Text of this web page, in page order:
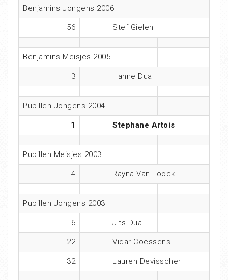
Benjamins Jongens 2006
56 Stef Gielen
Benjamins Meisjes 2005
3 Hanne Dua
Pupillen Jongens 2004
1 Stephane Artois
Pupillen Meisjes 2003
4 Rayna Van Loock
Pupillen Jongens 2003
6 Jits Dua
22 Vidar Coessens
32 Lauren Devisscher